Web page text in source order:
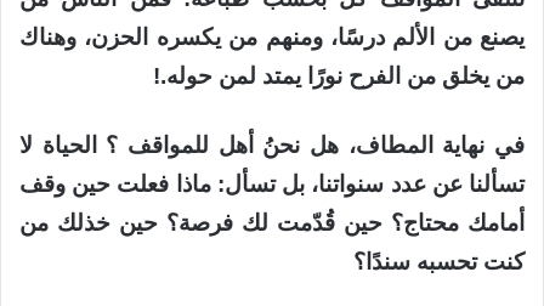
يصنع من الألم درسًا، ومنهم من يكسره الحزن، وهناك
من يخلق من الفرح نورًا يمتد لمن حوله.!
في نهاية المطاف، هل نحنُ أهل للمواقف ؟
الحياة لا
تسألنا عن عدد سنواتنا، بل تسأل: ماذا فعلت حين وقف
أمامك محتاج؟ حين قُدّمت لك فرصة؟ حين خذلك من
كنت تحسبه سندًا؟